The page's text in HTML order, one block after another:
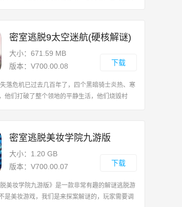
密室逃脱9太空迷航(硬核解谜)
大小：671.59 MB
版本：V700.00.08
下载
落危机已过去几百年了，四个黑暗骑士炎热、寒
他们打破了整个领地的平静生活，他们烧毁村
密室逃脱美妆学院九游版
大小：1.20 GB
版本：V700.00.07
下载
脱美妆学院九游版》是一款非常有趣的解谜逃脱游
是美妆游戏，我们是来探案解谜的，玩家需要调